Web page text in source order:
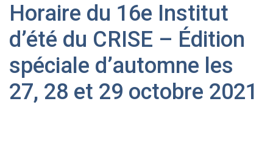
Horaire du 16e Institut
d’été du CRISE – Édition
spéciale d’automne les
27, 28 et 29 octobre 2021